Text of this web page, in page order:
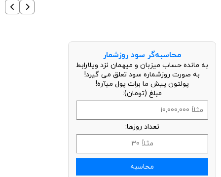
محاسبه‌گر سود روزشمار
به مانده حساب میزبان و میهمان نزد ویلارابط
به صورت روزشماره سود تعلق می گیرد!
پولتون پیش ما برات پول میآره!
مبلغ (تومان):
تعداد روزها:
محاسبه